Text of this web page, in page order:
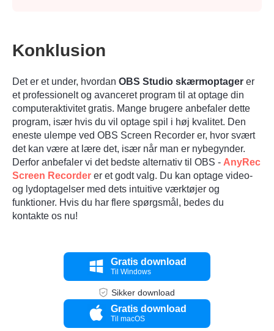
Konklusion
Det er et under, hvordan OBS Studio skærmoptager er
et professionelt og avanceret program til at optage din
computeraktivitet gratis. Mange brugere anbefaler dette
program, især hvis du vil optage spil i høj kvalitet. Den
eneste ulempe ved OBS Screen Recorder er, hvor svært
det kan være at lære det, især når man er nybegynder.
Derfor anbefaler vi det bedste alternativ til OBS - AnyRec
Screen Recorder er et godt valg. Du kan optage video-
og lydoptagelser med dets intuitive værktøjer og
funktioner. Hvis du har flere spørgsmål, bedes du
kontakte os nu!
Gratis download
Til Windows
Sikker download
Gratis download
Til macOS